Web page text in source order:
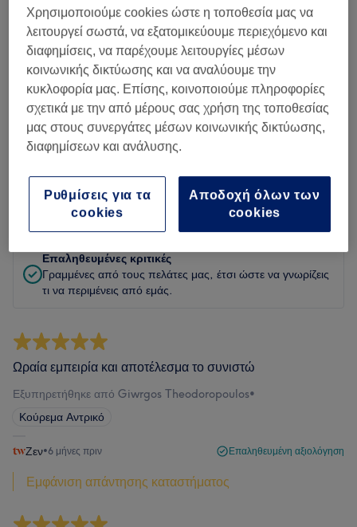
Προσωπικό
Φιλτράρισμα κριτικών
Αξιολόγηση Φίλτρα με βάση βαθμολογία
Επαληθευμένες κριτικές
Γραμμένες από τους πελάτες μας, έτσι ώστε να γνωρίζεις
τι να περιμένεις από εμάς.
Ωραία εμπειρία και αποτέλεσμα το συνιστώ
Εξυπηρετήθηκε από Giwrgos Theodoropoulos•
Κούρεμα Αντρικό
Ζεν•6 μήνες πριν Επαληθευμένη αξιολόγηση
Εμφάνιση απάντησης καταστήματος
Χρησιμοποιούμε cookies ώστε η τοποθεσία μας να
λειτουργεί σωστά, να εξατομικεύουμε περιεχόμενο και
διαφημίσεις, να παρέχουμε λειτουργίες μέσων
κοινωνικής δικτύωσης και να αναλύουμε την
κυκλοφορία μας. Επίσης, κοινοποιούμε πληροφορίες
σχετικά με την από μέρους σας χρήση της τοποθεσίας
μας στους συνεργάτες μέσων κοινωνικής δικτύωσης,
διαφημίσεων και ανάλυσης.
Αποδοχή όλων των
cookies
Ρυθμίσεις για τα
cookies